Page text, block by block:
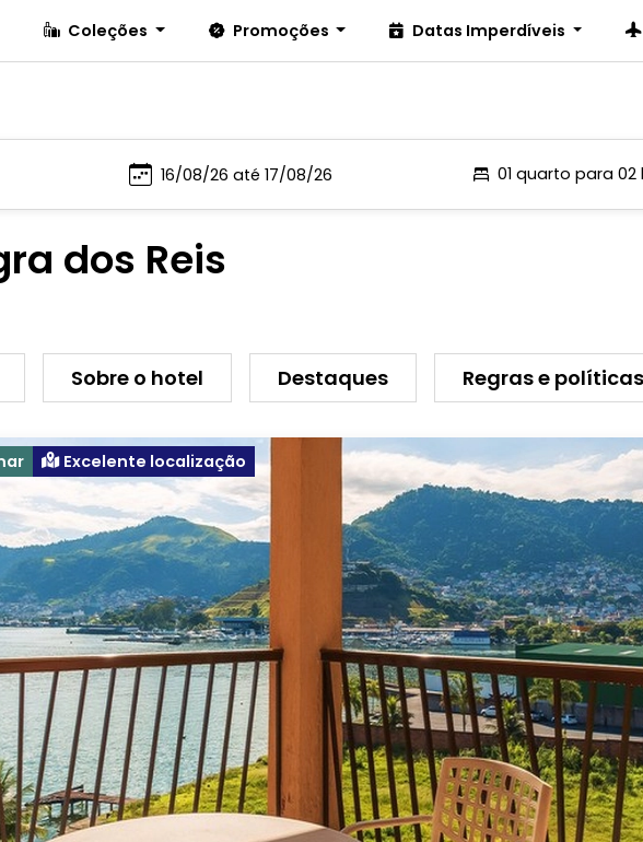
Coleções Promoções Datas Imperdíveis
01 quarto para 02
dos Reis
Sobre o hotel Destaques Regras e políticas
Excelente localização